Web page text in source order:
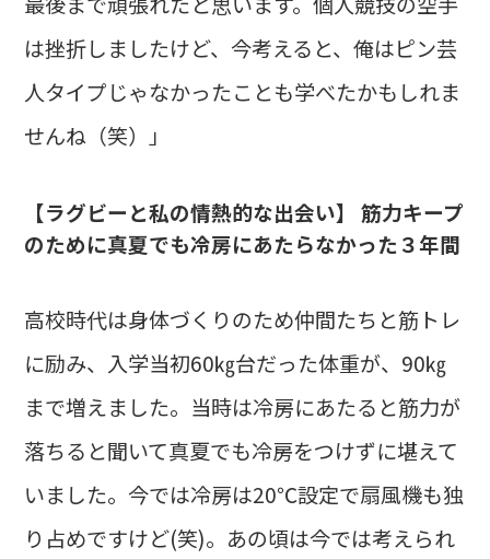
は挫折しましたけど、今考えると、俺はピン芸
人タイプじゃなかったことも学べたかもしれま
せんね（笑）」
【ラグビーと私の情熱的な出会い】 筋力キープ
のために真夏でも冷房にあたらなかった３年間
高校時代は身体づくりのため仲間たちと筋トレ
に励み、入学当初60㎏台だった体重が、90㎏
まで増えました。当時は冷房にあたると筋力が
落ちると聞いて真夏でも冷房をつけずに堪えて
いました。今では冷房は20℃設定で扇風機も独
り占めですけど(笑)。あの頃は今では考えられ